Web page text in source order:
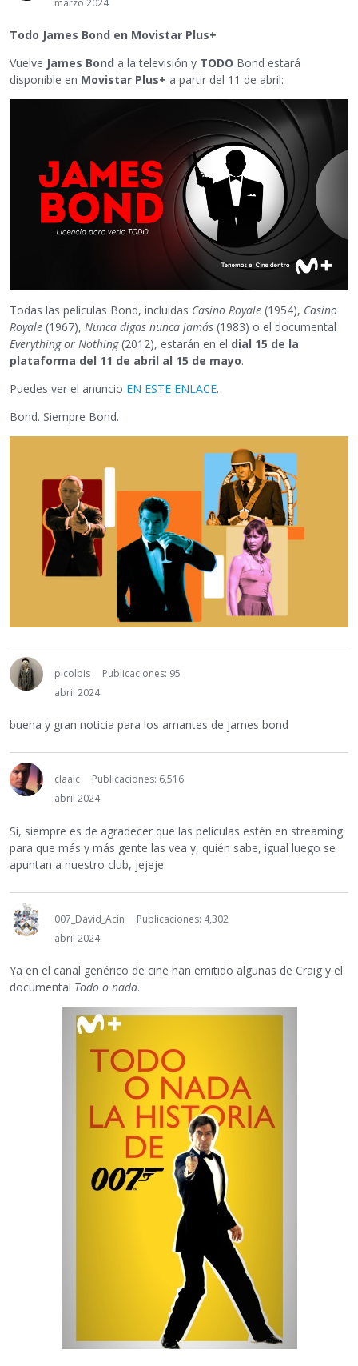
marzo 2024
Todo James Bond en Movistar Plus+
Vuelve James Bond a la televisión y TODO Bond estará
disponible en Movistar Plus+ a partir del 11 de abril:
Todas las películas Bond, incluidas Casino Royale (1954), Casino
Royale (1967), Nunca digas nunca jamás (1983) o el documental
Everything or Nothing(2012), estarán en el dial 15 de la
plataforma del 11 de abril al 15 de mayo.
Puedes ver el anuncio EN ESTE ENLACE.
Bond. Siempre Bond.
picolbis
Publicaciones: 95
abril 2024
buena y gran noticia para los amantes de james bond
claalc
Publicaciones: 6,516
abril 2024
Sí, siempre es de agradecer que las películas estén en streaming
para que más y más gente las vea y, quién sabe, igual luego se
apuntan a nuestro club, jejeje.
007_David_Acín
Publicaciones: 4,302
abril 2024
Ya en el canal genérico de cine han emitido algunas de Craig y el
documental Todo o nada.